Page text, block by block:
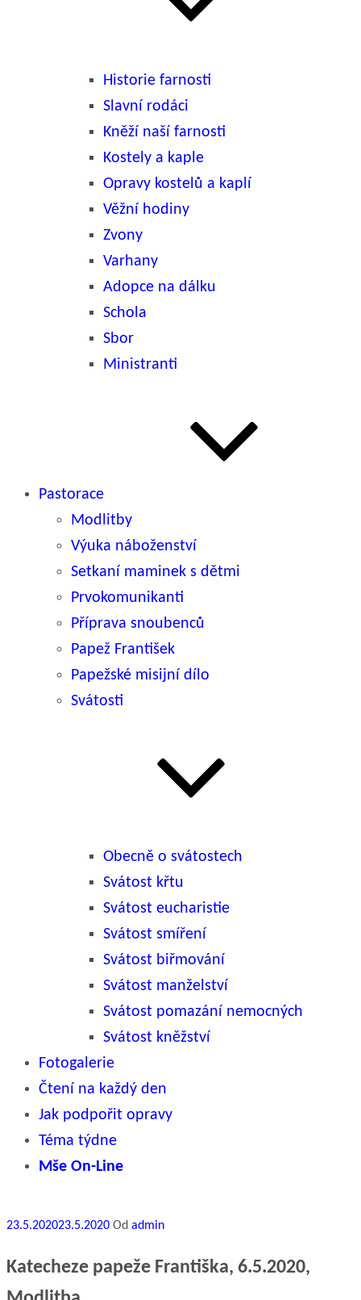
Historie farnosti
Slavní rodáci
Kněží naší farnosti
Kostely a kaple
Opravy kostelů a kaplí
Věžní hodiny
Zvony
Varhany
Adopce na dálku
Schola
Sbor
Ministranti
Pastorace
Modlitby
Výuka náboženství
Setkaní maminek s dětmi
Prvokomunikanti
Příprava snoubenců
Papež František
Papežské misijní dílo
Svátosti
Obecně o svátostech
Svátost křtu
Svátost eucharistie
Svátost smíření
Svátost biřmování
Svátost manželství
Svátost pomazání nemocných
Svátost kněžství
Fotogalerie
Čtení na každý den
Jak podpořit opravy
Téma týdne
Mše On-Line
Publikováno
23.5.202023.5.2020 Od admin
Katecheze papeže Františka, 6.5.2020,